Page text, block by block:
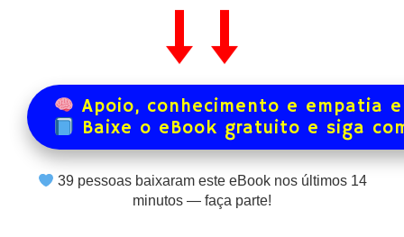
Apoio, conhecimento e empatia
Baixe o eBook gratuito e siga
39pessoas baixaram este eBook nos últimos 14
minutos — faça parte!